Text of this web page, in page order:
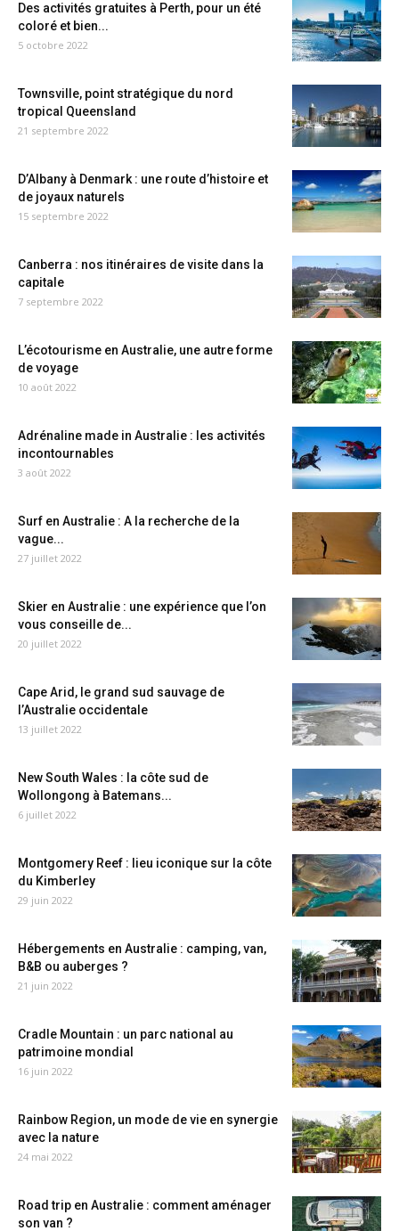
Des activités gratuites à Perth, pour un été
coloré et bien...
5 octobre 2022
Townsville, point stratégique du nord
tropical Queensland
21 septembre 2022
D’Albany à Denmark : une route d’histoire et
de joyaux naturels
15 septembre 2022
Canberra : nos itinéraires de visite dans la
capitale
7 septembre 2022
L’écotourisme en Australie, une autre forme
de voyage
10 août 2022
Adrénaline made in Australie : les activités
incontournables
3 août 2022
Surf en Australie : A la recherche de la
vague...
27 juillet 2022
Skier en Australie : une expérience que l’on
vous conseille de...
20 juillet 2022
Cape Arid, le grand sud sauvage de
l’Australie occidentale
13 juillet 2022
New South Wales : la côte sud de
Wollongong à Batemans...
6 juillet 2022
Montgomery Reef : lieu iconique sur la côte
du Kimberley
29 juin 2022
Hébergements en Australie : camping, van,
B&B ou auberges ?
21 juin 2022
Cradle Mountain : un parc national au
patrimoine mondial
16 juin 2022
Rainbow Region, un mode de vie en synergie
avec la nature
24 mai 2022
Road trip en Australie : comment aménager
son van ?